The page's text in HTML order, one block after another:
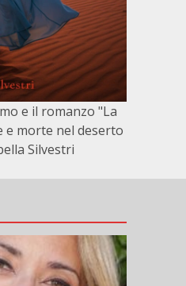
e il romanzo "La
e morte nel deserto
Silvestri